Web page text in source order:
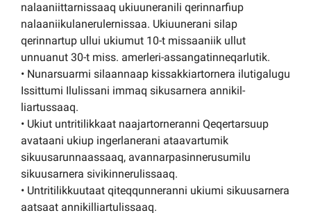
nalaaniittarnissaaq ukiuuneranili qerinnarfiup
nalaaniikulanerulernissaa. Ukiuunerani silap
qerinnartup ullui ukiumut 10-t missaaniik ullut
unnuanut 30-t miss. amerleri-assangatinneqarlutik.
• Nunarsuarmi silaannaap kissakkiartornera ilutigalugu
Issittumi Ilulissani immaq sikusarnera annikil-
liartussaaq.
• Ukiut untritilikkaat naajartorneranni Qeqertarsuup
avataani ukiup ingerlanerani ataavartumik
sikuusarunnaassaaq, avannarpasinnerusumilu
sikuusarnera sivikinnerulissaaq.
• Untritilikkuutaat qiteqqunneranni ukiumi sikuusarnera
aatsaat annikilliartulissaaq.